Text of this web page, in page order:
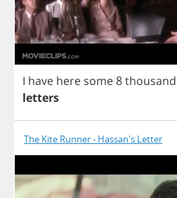
I have here some8thousand
letters
The Kite Runner - Hassan's Letter